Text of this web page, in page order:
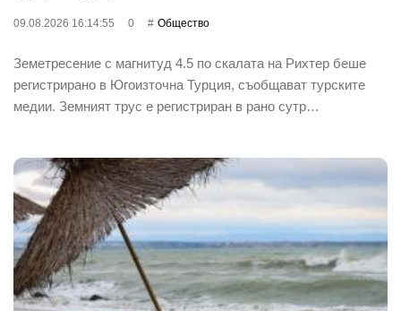
09.08.2026 16:14:55 0 Общество
Земетресение с магнитуд 4.5 по скалата на Рихтер беше
регистрирано в Югоизточна Турция, съобщават турските
медии. Земният трус е регистриран в рано сутр…